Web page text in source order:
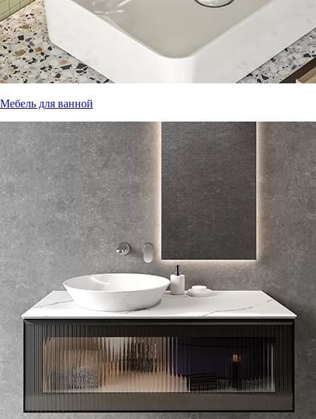
Мебель для ванной